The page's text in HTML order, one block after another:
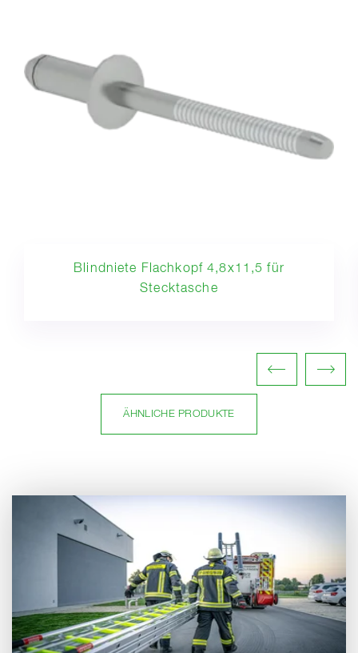
Blindniete Flachkopf 4,8x11,5 für
Stecktasche
ÄHNLICHE PRODUKTE